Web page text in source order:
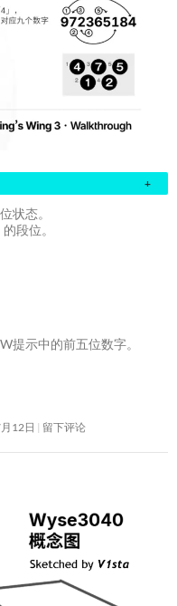
+
状态。
段位。
提示中的前五位数字。
12日 留下评论